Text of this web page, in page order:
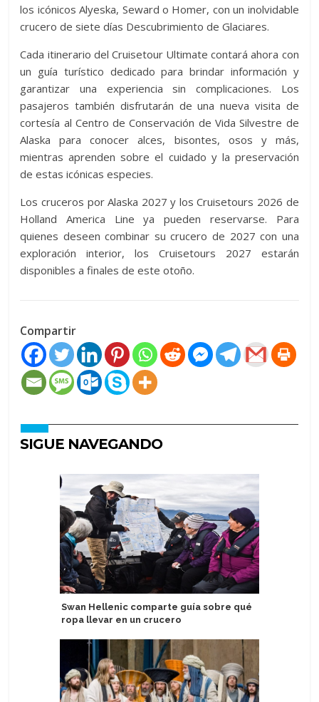
los icónicos Alyeska, Seward o Homer, con un inolvidable
crucero de siete días Descubrimiento de Glaciares.
Cada itinerario del Cruisetour Ultimate contará ahora con
un guía turístico dedicado para brindar información y
garantizar una experiencia sin complicaciones. Los
pasajeros también disfrutarán de una nueva visita de
cortesía al Centro de Conservación de Vida Silvestre de
Alaska para conocer alces, bisontes, osos y más,
mientras aprenden sobre el cuidado y la preservación
de estas icónicas especies.
Los cruceros por Alaska 2027 y los Cruisetours 2026 de
Holland America Line ya pueden reservarse. Para
quienes deseen combinar su crucero de 2027 con una
exploración interior, los Cruisetours 2027 estarán
disponibles a finales de este otoño.
Compartir
SIGUE NAVEGANDO
Swan Hellenic comparte guía sobre qué
ropa llevar en un crucero